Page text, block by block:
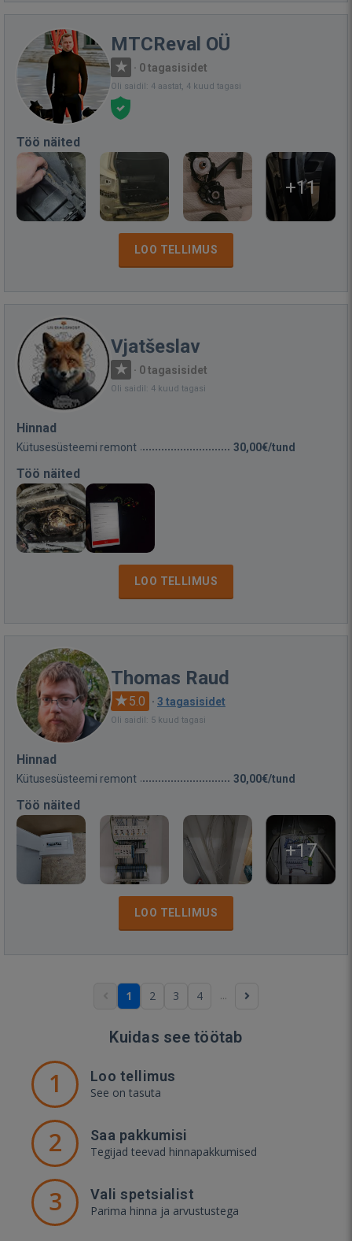
MTCReval OÜ
· 0 tagasisidet
Oli saidil: 4 aastat, 4 kuud tagasi
Töö näited
+11
LOO TELLIMUS
Vjatšeslav
· 0 tagasisidet
Oli saidil: 4 kuud tagasi
Hinnad
Kütusesüsteemi remont 30,00€/tund
Töö näited
LOO TELLIMUS
Thomas Raud
5.0 · 3 tagasisidet
Oli saidil: 5 kuud tagasi
Hinnad
Kütusesüsteemi remont 30,00€/tund
Töö näited
+17
LOO TELLIMUS
1 2 3 4 ...
Kuidas see töötab
1 Loo tellimus
See on tasuta
2 Saa pakkumisi
Tegijad teevad hinnapakkumised
3 Vali spetsialist
Parima hinna ja arvustustega